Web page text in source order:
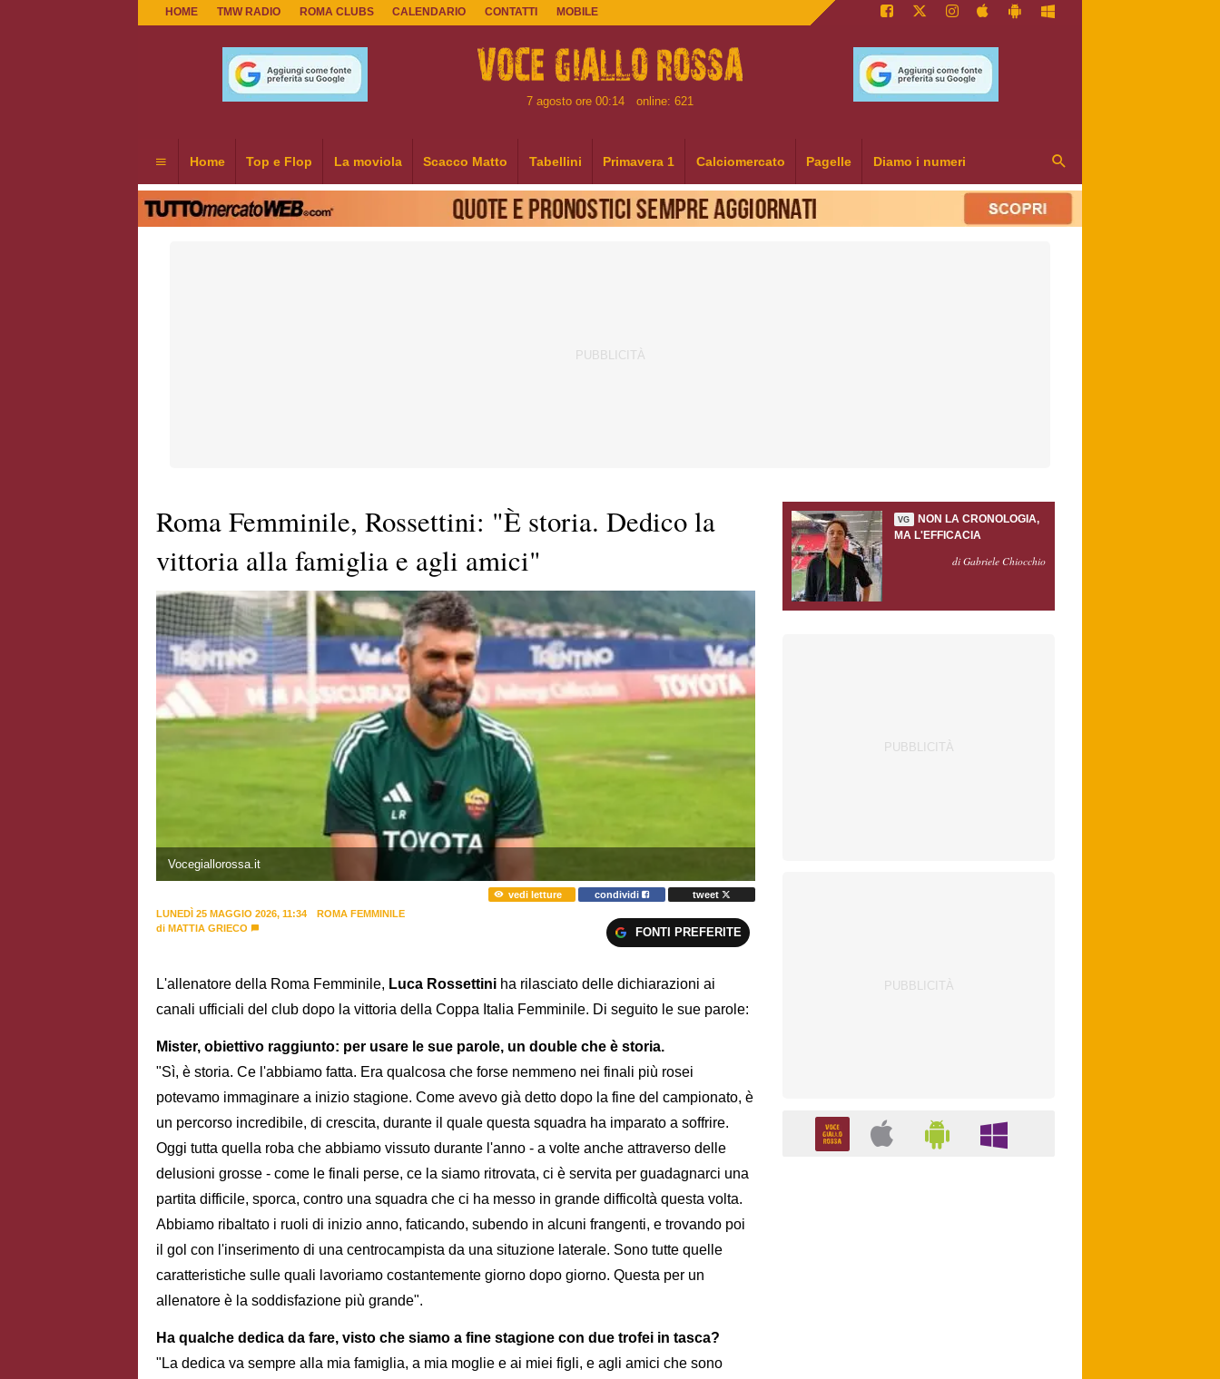
HOME TMW RADIO ROMA CLUBS CALENDARIO CONTATTI MOBILE
7 agosto ore 00:14 online: 621
Home Top e Flop La moviola Scacco Matto Tabellini Primavera 1 Calciomercato Pagelle Diamo i numeri
Roma Femminile, Rossettini: "È storia. Dedico la
vittoria alla famiglia e agli amici"
Vocegiallorossa.it
vedi letture condividi
tweet
LUNEDÌ 25 MAGGIO 2026, 11:34
ROMA FEMMINILE
di MATTIA GRIECO FONTI PREFERITE
L'allenatore della Roma Femminile, Luca Rossettini ha rilasciato delle dichiarazioni ai
canali ufficiali del club dopo la vittoria della Coppa Italia Femminile. Di seguito le sue parole:
Mister, obiettivo raggiunto: per usare le sue parole, un double che è storia.
"Sì, è storia. Ce l'abbiamo fatta. Era qualcosa che forse nemmeno nei finali più rosei
potevamo immaginare a inizio stagione. Come avevo già detto dopo la fine del campionato, è
un percorso incredibile, di crescita, durante il quale questa squadra ha imparato a soffrire.
Oggi tutta quella roba che abbiamo vissuto durante l'anno - a volte anche attraverso delle
delusioni grosse - come le finali perse, ce la siamo ritrovata, ci è servita per guadagnarci una
partita difficile, sporca, contro una squadra che ci ha messo in grande difficoltà questa volta.
Abbiamo ribaltato i ruoli di inizio anno, faticando, subendo in alcuni frangenti, e trovando poi
il gol con l'inserimento di una centrocampista da una situzione laterale. Sono tutte quelle
caratteristiche sulle quali lavoriamo costantemente giorno dopo giorno. Questa per un
allenatore è la soddisfazione più grande".
Ha qualche dedica da fare, visto che siamo a fine stagione con due trofei in tasca?
"La dedica va sempre alla mia famiglia, a mia moglie e ai miei figli, e agli amici che sono
VG
NON LA CRONOLOGIA,
MA L'EFFICACIA
di Gabriele Chiocchio